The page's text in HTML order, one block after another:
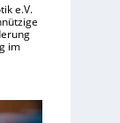
e.V.
im